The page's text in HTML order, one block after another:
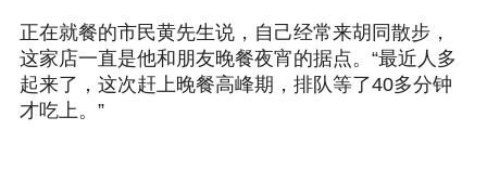
正在就餐的市民黄先生说，自己经常来胡同散步，
这家店一直是他和朋友晚餐夜宵的据点。“最近人多
起来了，这次赶上晚餐高峰期，排队等了40多分钟
才吃上。”